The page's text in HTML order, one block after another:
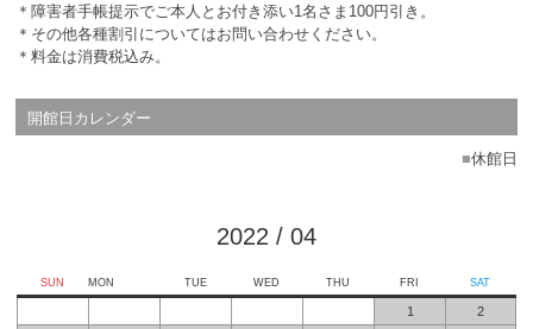
＊障害者手帳提示でご本人とお付き添い1名さま100円引き。
＊その他各種割引についてはお問い合わせください。
＊料金は消費税込み。
開館日カレンダー
■休館日
2022 / 04
SUN MON TUE WED THU FRI SAT
1
2